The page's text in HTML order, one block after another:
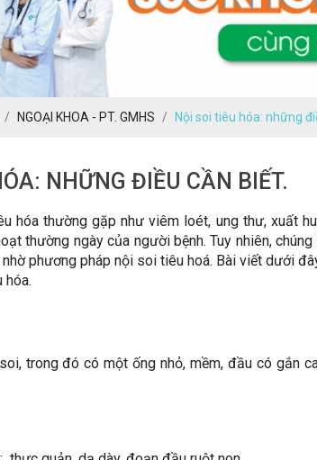
NGOẠI KHOA - PT. GMHS Nội soi tiêu hóa: những
NHỮNG ĐIỀU CẦN BIẾT.
hóa thường gặp như viêm loét, ung thư, xuất
thường ngày của người bệnh. Tuy nhiên,
phương pháp nội soi tiêu hoá. Bài viết dưới
hóa.
trong đó có một ống nhỏ, mềm, đầu có gắn